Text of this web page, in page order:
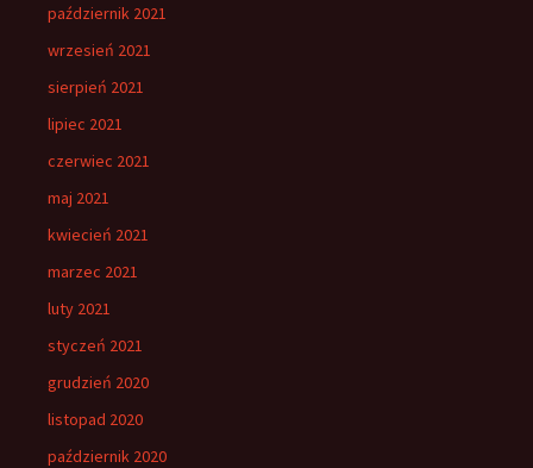
październik 2021
wrzesień 2021
sierpień 2021
lipiec 2021
czerwiec 2021
maj 2021
kwiecień 2021
marzec 2021
luty 2021
styczeń 2021
grudzień 2020
listopad 2020
październik 2020